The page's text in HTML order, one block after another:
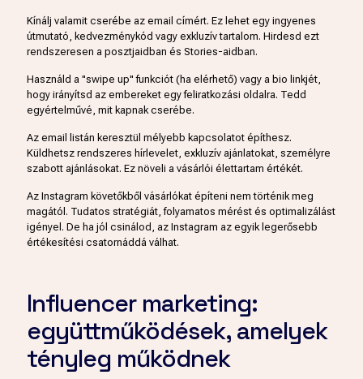
Kínálj valamit cserébe az email címért. Ez lehet egy ingyenes
útmutató, kedvezménykód vagy exkluzív tartalom. Hirdesd ezt
rendszeresen a posztjaidban és Stories-aidban.
Használd a "swipe up" funkciót (ha elérhető) vagy a bio linkjét,
hogy irányítsd az embereket egy feliratkozási oldalra. Tedd
egyértelművé, mit kapnak cserébe.
Az email listán keresztül mélyebb kapcsolatot építhesz.
Küldhetsz rendszeres hírlevelet, exkluzív ajánlatokat, személyre
szabott ajánlásokat. Ez növeli a vásárlói élettartam értékét.
Az Instagram követőkből vásárlókat építeni nem történik meg
magától. Tudatos stratégiát, folyamatos mérést és optimalizálást
igényel. De ha jól csinálod, az Instagram az egyik legerősebb
értékesítési csatornáddá válhat.
Influencer marketing:
együttműködések, amelyek
tényleg működnek